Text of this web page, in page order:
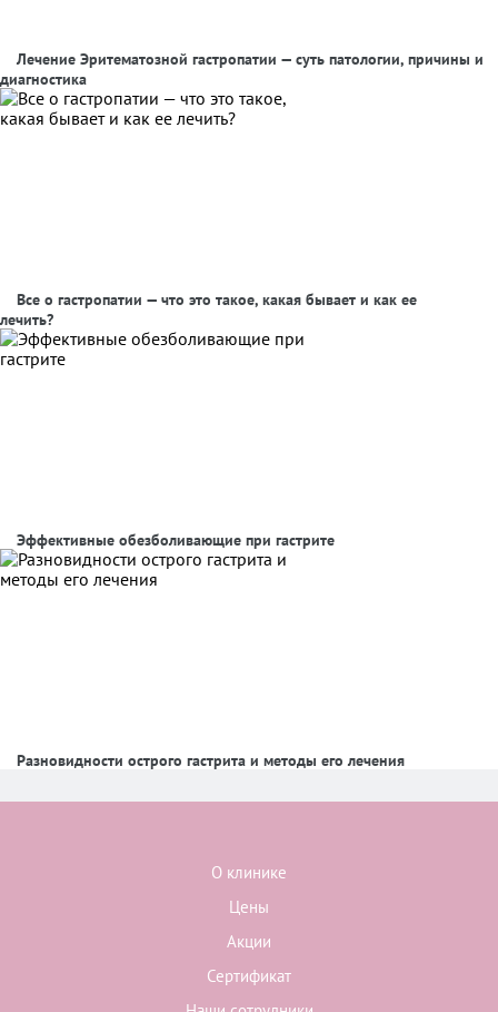
Лечение Эритематозной гастропатии — суть патологии, причины и
диагностика
Все о гастропатии — что это такое, какая бывает и как ее
лечить?
Эффективные обезболивающие при гастрите
Разновидности острого гастрита и методы его лечения
О клинике
Цены
Акции
Сертификат